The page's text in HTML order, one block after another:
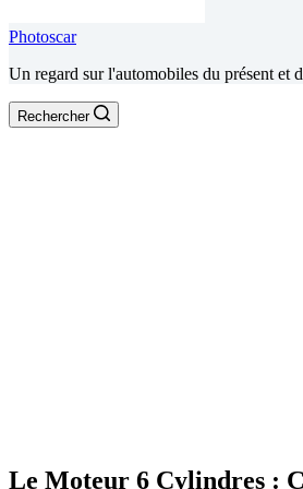
Photoscar
Un regard sur l'automobiles du présent et
Rechercher
Le Moteur 6 Cylindres :